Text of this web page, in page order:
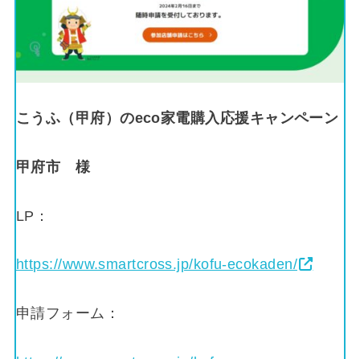
こうふ（甲府）のeco家電購入応援キャンペーン
甲府市 様
LP：
https://www.smartcross.jp/kofu-ecokaden/
申請フォーム：